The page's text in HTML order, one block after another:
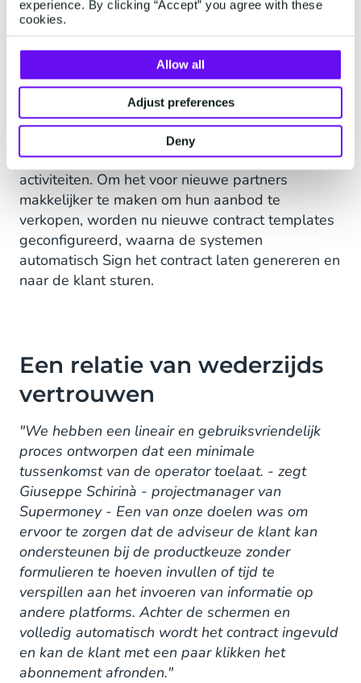
experience. By clicking “Accept” you agree with these
cookies.
Allow all
Adjust preferences
Deny
Waarom Sign?
Om een robuuste, gestructureerde en
integreerbare oplossing te bouwen die volledig
geautomatiseerd was, koos SuperMoney voor de
API-versie die het niet alleen mogelijk maakte
om verkoopvolumes te schalen, maar ook om dit
te doen met minimale impact op de operationele
activiteiten. Om het voor nieuwe partners
makkelijker te maken om hun aanbod te
verkopen, worden nu nieuwe contract templates
geconfigureerd, waarna de systemen
automatisch Sign het contract laten genereren en
naar de klant sturen.
Een relatie van wederzijds
vertrouwen
"We hebben een lineair en gebruiksvriendelijk
proces ontworpen dat een minimale
tussenkomst van de operator toelaat. - zegt
Giuseppe Schirinà - projectmanager van
Supermoney - Een van onze doelen was om
ervoor te zorgen dat de adviseur de klant kan
ondersteunen bij de productkeuze zonder
formulieren te hoeven invullen of tijd te
verspillen aan het invoeren van informatie op
andere platforms. Achter de schermen en
volledig automatisch wordt het contract ingevuld
en kan de klant met een paar klikken het
abonnement afronden."